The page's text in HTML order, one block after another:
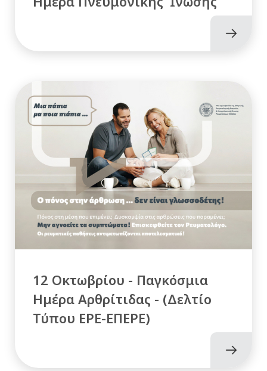
12 Οκτωβρίου - Παγκόσμια
Ημέρα Αρθρίτιδας - (Δελτίο
Τύπου ΕΡΕ-ΕΠΕΡΕ)